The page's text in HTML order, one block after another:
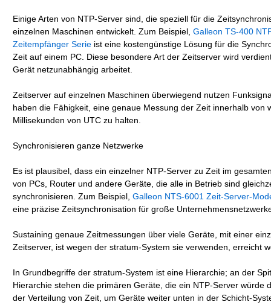
Einige Arten von NTP-Server sind, die speziell für die
einzelnen Maschinen entwickelt. Zum Beispiel, Galleon TS-400
Zeitempfänger Serie ist eine kostengünstige Lösung für die
Zeit auf einem PC. Diese besondere Art der Zeitserver wird
Gerät netzunabhängig arbeitet.
Zeitserver auf einzelnen Maschinen überwiegend nutzen
haben die Fähigkeit, eine genaue Messung der Zeit innerhalb von
Millisekunden von UTC zu halten.
Synchronisieren ganze Netzwerke
Es ist plausibel, dass ein einzelner NTP-Server zu Zeit im
von PCs, Router und andere Geräte, die alle in Betrieb sind
synchronisieren. Zum Beispiel, Galleon NTS-6001 Zeit-Server-
eine präzise Zeitsynchronisation für große
Sustaining genaue Zeitmessungen über viele Geräte, mit einer
Zeitserver, ist wegen der stratum-System sie verwenden, erreicht
In Grundbegriffe der stratum-System ist eine Hierarchie; an der
Hierarchie stehen die primären Geräte, die ein NTP-Server würde
der Verteilung von Zeit, um Geräte weiter unten in der Schicht-